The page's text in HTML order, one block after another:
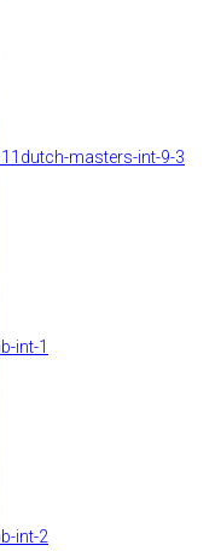
masters-int-9-3
int-1
int-2